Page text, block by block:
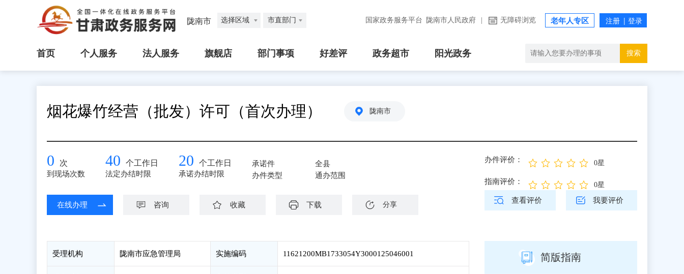
陇南市 选择区域 市直部门 国家政务服务平台 陇南市人民政府 无障碍浏览 老年人专区
首页 个人服务 法人服务 旗舰店 部门事项 好差评 政务超市 阳光政务 搜索
烟花爆竹经营（批发）许可（首次办理） 陇南市
0 次
到现场次数
40 个工作日
法定办结时限
20 个工作日
承诺办结时限
承诺件
办件类型
全县
通办范围
在线办理 咨询 收藏 下载 分享
办件评价： 0星
指南评价： 0星
查看评价 我要评价
受理机构 陇南市应急管理局 实施编码 11621200MB1733054Y3000125046001 简版指南